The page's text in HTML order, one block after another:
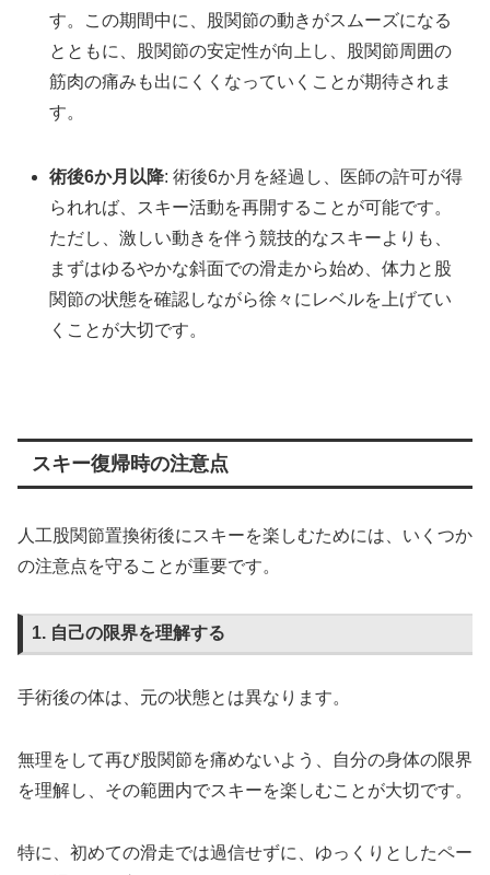
す。この期間中に、股関節の動きがスムーズになる
とともに、股関節の安定性が向上し、股関節周囲の
筋肉の痛みも出にくくなっていくことが期待されま
す。
術後6か月以降: 術後6か月を経過し、医師の許可が得
られれば、スキー活動を再開することが可能です。
ただし、激しい動きを伴う競技的なスキーよりも、
まずはゆるやかな斜面での滑走から始め、体力と股
関節の状態を確認しながら徐々にレベルを上げてい
くことが大切です。
スキー復帰時の注意点
人工股関節置換術後にスキーを楽しむためには、いくつか
の注意点を守ることが重要です。
1. 自己の限界を理解する
手術後の体は、元の状態とは異なります。
無理をして再び股関節を痛めないよう、自分の身体の限界
を理解し、その範囲内でスキーを楽しむことが大切です。
特に、初めての滑走では過信せずに、ゆっくりとしたペー